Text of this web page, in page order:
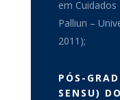
em
Palliun –
2011);
PÓS-
SENSU)